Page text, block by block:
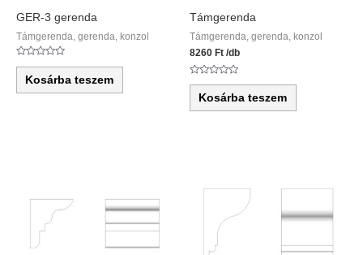
GER-3 gerenda
Támgerenda, gerenda, konzol
Értékelés:
5
Kosárba teszem
Támgerenda
Támgerenda, gerenda, konzol
8260 Ft /db
Értékelés:
5
Kosárba teszem